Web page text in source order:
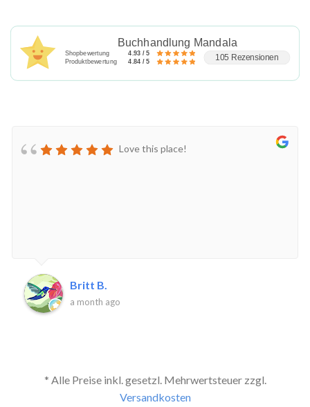
Buchhandlung Mandala
Shopbewertung
4.93 / 5
Produktbewertung
4.84 / 5 105 Rezensionen
Love this place!
Britt B.
a month ago
* Alle Preise inkl. gesetzl. Mehrwertsteuer zzgl.
Versandkosten